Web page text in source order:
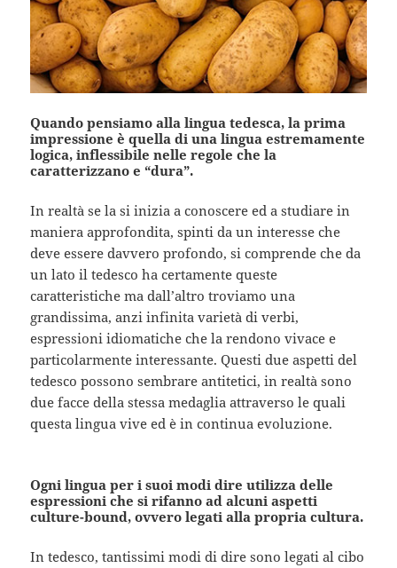
Quando pensiamo alla lingua tedesca, la prima
impressione è quella di una lingua estremamente
logica, inflessibile nelle regole che la
caratterizzano e “dura”.
In realtà se la si inizia a conoscere ed a studiare in
maniera approfondita, spinti da un interesse che
deve essere davvero profondo, si comprende che da
un lato il tedesco ha certamente queste
caratteristiche ma dall’altro troviamo una
grandissima, anzi infinita varietà di verbi,
espressioni idiomatiche che la rendono vivace e
particolarmente interessante. Questi due aspetti del
tedesco possono sembrare antitetici, in realtà sono
due facce della stessa medaglia attraverso le quali
questa lingua vive ed è in continua evoluzione.
Ogni lingua per i suoi modi dire utilizza delle
espressioni che si rifanno ad alcuni aspetti
culture-bound, ovvero legati alla propria cultura.
In tedesco, tantissimi modi di dire sono legati al cibo